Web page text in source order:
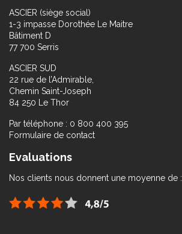
ASCIER (siège social)
1-3 impasse Dorothée Le Maitre
Bâtiment D
77 700 Serris
ASCIER SUD
22 rue de l’Admirable,
Chemin Saint-Joseph
84 250 Le Thor
Par téléphone : 0 800 400 395
Formulaire de contact
Evaluations
Nos clients nous donnent une moyenne de :